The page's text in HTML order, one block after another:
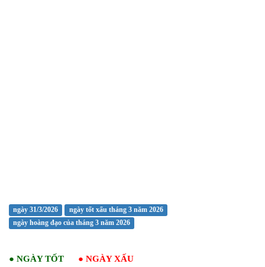
ngày 31/3/2026
ngày tốt xấu tháng 3 năm 2026
ngày hoàng đạo của tháng 3 năm 2026
● NGÀY TỐT ● NGÀY XẤU